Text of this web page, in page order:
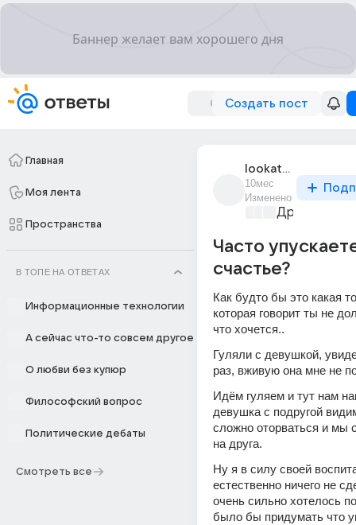
Создать пост
Главная
Моя лента
Пространства
В ТОПЕ НА ОТВЕТАХ
Информационные технологии
А сейчас что-то совсем другое
О любви без купюр
Философский вопрос
Политические дебаты
Смотреть все
lookatyounow
10мес
Изменено
Дружба на
Часто
счастье?
Как будто бы это какая
которая говорит ты не
что хочется..
Гуляли с девушкой,
раз, вживую она мне не
Идём гуляем и тут нам
девушка с подругой
сложно оторваться и мы
на друга.
Ну я в силу своей
естественно ничего не
очень сильно хотелось
было бы придумать что